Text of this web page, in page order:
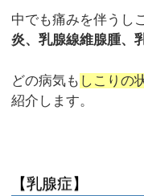
中でも痛みを伴うし
炎、乳腺線維腺腫、
どの病気も しこりの
紹介します。
【乳腺症】